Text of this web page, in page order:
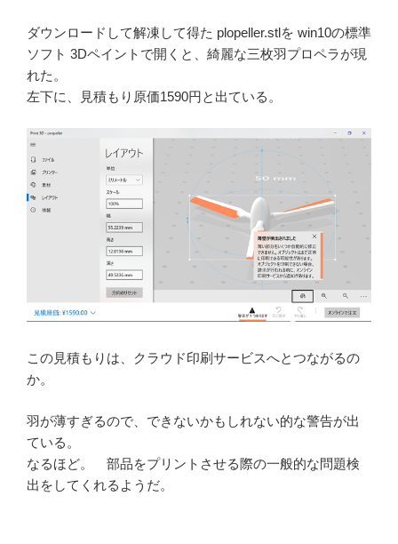
ダウンロードして解凍して得た plopeller.stlを win10の標準
ソフト 3Dペイントで開くと、綺麗な三枚羽プロペラが現
れた。
左下に、見積もり原価1590円と出ている。
この見積もりは、クラウド印刷サービスへとつながるの
か。
羽が薄すぎるので、できないかもしれない的な警告が出
ている。
なるほど。 部品をプリントさせる際の一般的な問題検
出をしてくれるようだ。